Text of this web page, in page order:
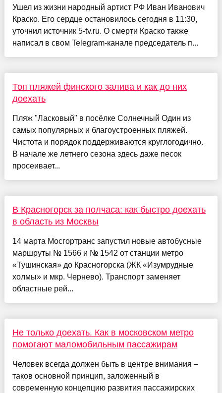
Ушел из жизни народный артист РФ Иван Иванович
Краско. Его сердце остановилось сегодня в 11:30,
уточнил источник 5-tv.ru. О смерти Краско также
написал в свом Telegram-канале председатель п...
Топ пляжей финского залива и как до них
доехать
Пляж "Ласковый" в посёлке Солнечный Один из
самых популярных и благоустроенных пляжей.
Чистота и порядок поддерживаются круглогодично.
В начале же летнего сезона здесь даже песок
просеивает...
В Красногорск за полчаса: как быстро доехать
в область из Москвы
14 марта Мосгортранс запустил новые автобусные
маршруты № 1566 и № 1542 от станции метро
«Тушинская» до Красногорска (ЖК «Изумрудные
холмы» и мкр. Чернево). Транспорт заменяет
областные рей...
Не только доехать. Как в московском метро
помогают маломобильным пассажирам
Человек всегда должен быть в центре внимания –
таков основной принцип, заложенный в
современную концепцию развития пассажирских